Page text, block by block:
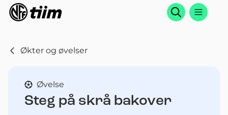
Søk
Økter og øvelser
Øvelse
Steg på skrå bakover